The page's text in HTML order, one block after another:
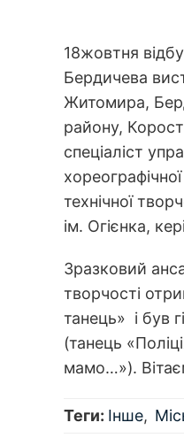
18жовтня
Бердичева
Житомира,
району,
спеціаліст
технічної
ім. Огієнка,
Зразковий
творчості
танець» і був
(танець
мамо…»).
Теги: Інше